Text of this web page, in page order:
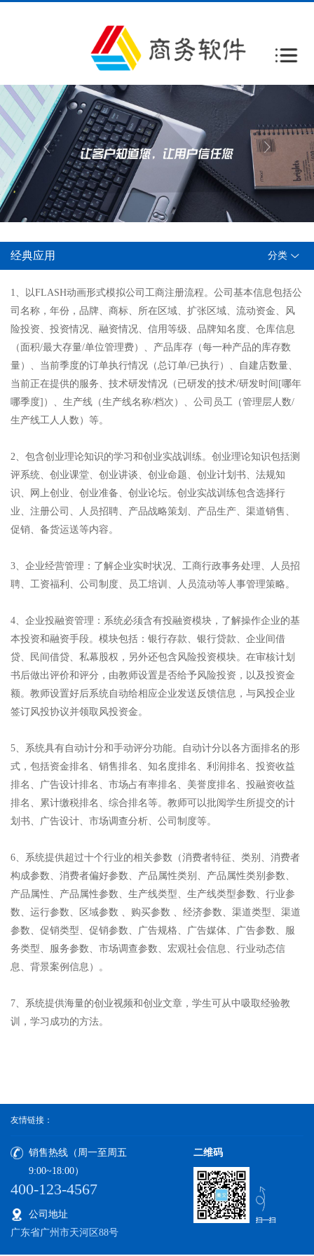
经典应用 分类
1、以FLASH动画形式模拟公司工商注册流程。公司基本信息包括公
司名称，年份，品牌、商标、所在区域、扩张区域、流动资金、风
险投资、投资情况、融资情况、信用等级、品牌知名度、仓库信息
（面积/最大存量/单位管理费）、产品库存（每一种产品的库存数
量）、当前季度的订单执行情况（总订单/已执行）、自建店数量、
当前正在提供的服务、技术研发情况（已研发的技术/研发时间[哪年
哪季度]）、生产线（生产线名称/档次）、公司员工（管理层人数/
生产线工人人数）等。
2、包含创业理论知识的学习和创业实战训练。创业理论知识包括测
评系统、创业课堂、创业讲谈、创业命题、创业计划书、法规知
识、网上创业、创业准备、创业论坛。创业实战训练包含选择行
业、注册公司、人员招聘、产品战略策划、产品生产、渠道销售、
促销、备货运送等内容。
3、企业经营管理：了解企业实时状况、工商行政事务处理、人员招
聘、工资福利、公司制度、员工培训、人员流动等人事管理策略。
4、企业投融资管理：系统必须含有投融资模块，了解操作企业的基
本投资和融资手段。模块包括：银行存款、银行贷款、企业间借
贷、民间借贷、私幕股权，另外还包含风险投资模块。在审核计划
书后做出评价和评分，由教师设置是否给予风险投资，以及投资金
额。教师设置好后系统自动给相应企业发送反馈信息，与风投企业
签订风投协议并领取风投资金。
5、系统具有自动计分和手动评分功能。自动计分以各方面排名的形
式，包括资金排名、销售排名、知名度排名、利润排名、投资收益
排名、广告设计排名、市场占有率排名、美誉度排名、投融资收益
排名、累计缴税排名、综合排名等。教师可以批阅学生所提交的计
划书、广告设计、市场调查分析、公司制度等。
6、系统提供超过十个行业的相关参数（消费者特征、类别、消费者
构成参数、消费者偏好参数、产品属性类别、产品属性类别参数、
产品属性、产品属性参数、生产线类型、生产线类型参数、行业参
数、运行参数、区域参数 、购买参数 、经济参数、渠道类型、渠道
参数、促销类型、促销参数、广告规格、广告媒体、广告参数、服
务类型、服务参数、市场调查参数、宏观社会信息、行业动态信
息、背景案例信息）。
7、系统提供海量的创业视频和创业文章，学生可从中吸取经验教
训，学习成功的方法。
友情链接：
二维码
销售热线（周一至周五
9:00~18:00）
400-123-4567
公司地址
广东省广州市天河区88号